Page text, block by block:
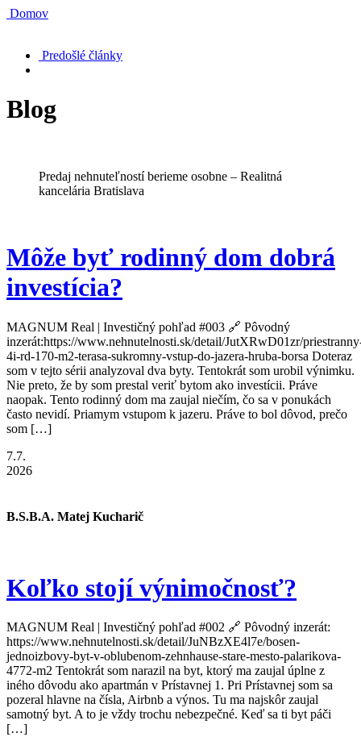
Domov
Predošlé články
Blog
Predaj nehnuteľností berieme osobne – Realitná
kancelária Bratislava
Môže byť rodinný dom dobrá
investícia?
MAGNUM Real | Investičný pohľad #003 🔗 Pôvodný
inzerát:https://www.nehnutelnosti.sk/detail/JutXRwD01zr/
4i-rd-170-m2-terasa-sukromny-vstup-do-jazera-hruba-borsa Doteraz
som v tejto sérii analyzoval dva byty. Tentokrát som urobil výnimku.
Nie preto, že by som prestal veriť bytom ako investícii. Práve
naopak. Tento rodinný dom ma zaujal niečím, čo sa v ponukách
často nevidí. Priamym vstupom k jazeru. Práve to bol dôvod, prečo
som […]
7.7.
2026
B.S.B.A. Matej Kucharič
Koľko stojí výnimočnosť?
MAGNUM Real | Investičný pohľad #002 🔗 Pôvodný inzerát:
https://www.nehnutelnosti.sk/detail/JuNBzXE4l7e/bosen-
jednoizbovy-byt-v-oblubenom-zehnhause-stare-mesto-palarikova-
4772-m2 Tentokrát som narazil na byt, ktorý ma zaujal úplne z
iného dôvodu ako apartmán v Prístavnej 1. Pri Prístavnej som sa
pozeral hlavne na čísla, Airbnb a výnos. Tu ma najskôr zaujal
samotný byt. A to je vždy trochu nebezpečné. Keď sa ti byt páči
[…]